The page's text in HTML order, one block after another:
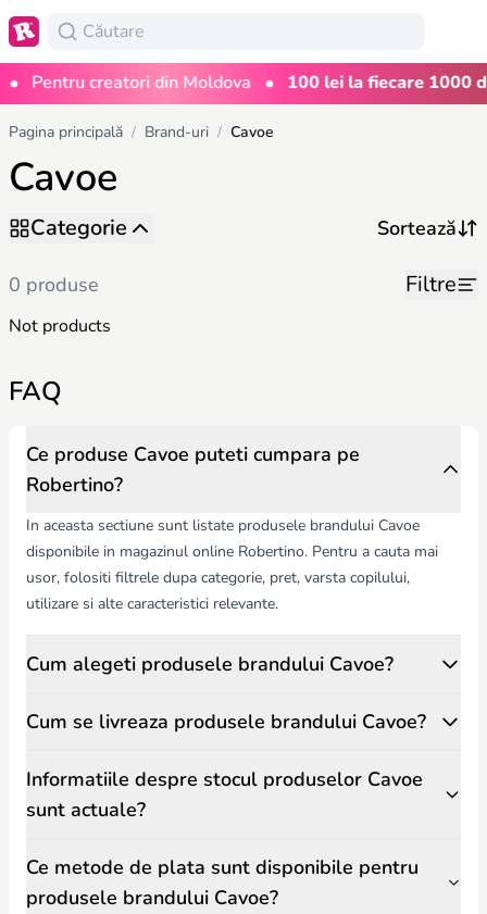
• Pentru creatori din Moldova • 100 lei la fiecare 1000
Pagina principală / Brand-uri / Cavoe
Cavoe
Categorie
0 produse Filtre
Not products
FAQ
Ce produse Cavoe puteti cumpara pe
Robertino?
In aceasta sectiune sunt listate produsele brandului Cavoe
disponibile in magazinul online Robertino. Pentru a cauta mai
usor, folositi filtrele dupa categorie, pret, varsta copilului,
utilizare si alte caracteristici relevante.
Cum alegeti produsele brandului Cavoe?
Cum se livreaza produsele brandului Cavoe?
Informatiile despre stocul produselor Cavoe
sunt actuale?
Ce metode de plata sunt disponibile pentru
produsele brandului Cavoe?